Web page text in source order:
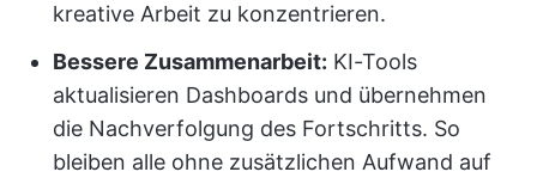
kreative Arbeit zu konzentrieren.
Bessere Zusammenarbeit: KI-Tools
aktualisieren Dashboards und übernehmen
die Nachverfolgung des Fortschritts. So
bleiben alle ohne zusätzlichen Aufwand auf